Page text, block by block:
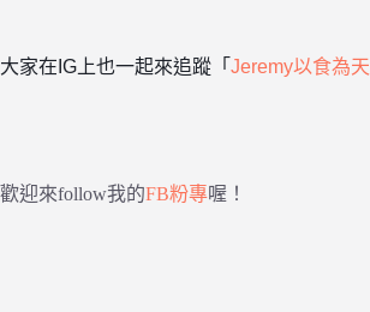
大家在IG上也一起來追蹤「 Jeremy以食為天
歡迎來follow我的FB粉專喔！